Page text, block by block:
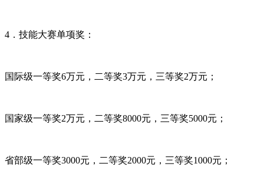
4．技能大赛单项奖：
国际级一等奖6万元，二等奖3万元，三等奖2万元；
国家级一等奖2万元，二等奖8000元，三等奖5000元；
省部级一等奖3000元，二等奖2000元，三等奖1000元；